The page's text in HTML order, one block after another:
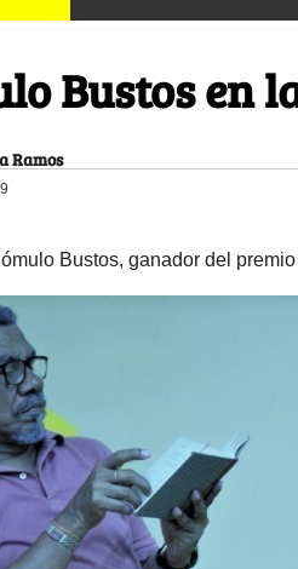
Bustos en
Ramos
Bustos, ganador del